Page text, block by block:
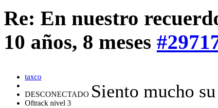
Re: En nuestro
10 años, 8 meses
taxco
DESCONECTADO
Oftrack nivel 3
Siento mucho